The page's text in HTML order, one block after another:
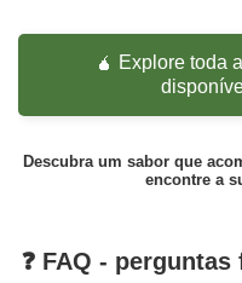
🧉 Explore toda
Descubra um sabor que
encontre a
❓ FAQ -